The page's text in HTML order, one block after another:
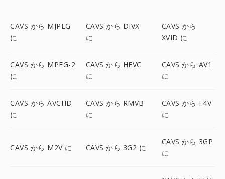
CAVS から MJPEG
に
CAVS から DIVX
に
CAVS から
XVID に
CAVS から MPEG-2
に
CAVS から HEVC
に
CAVS から AV1
に
CAVS から AVCHD
に
CAVS から RMVB
に
CAVS から F4V
に
CAVS から M2V に CAVS から 3G2 に
CAVS から 3GP
に